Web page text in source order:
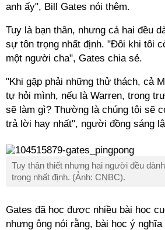
anh ấy", Bill Gates nói thêm.
Tuy là bạn thân, nhưng cả hai đều
sự tôn trọng nhất định. "Đôi khi tôi
một người cha", Gates chia sẻ.
"Khi gặp phải những thử thách, cả
tự hỏi mình, nếu là Warren, trong
sẽ làm gì? Thường là chúng tôi sẽ
trả lời hay nhất", người đồng sáng
Tuy thân thiết nhưng hai người đều
trọng nhất định. (Ảnh: CNBC).
Gates đã học được nhiều bài học
nhưng ông nói rằng, bài học ý